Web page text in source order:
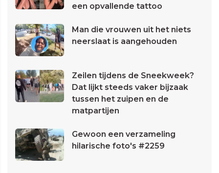
een opvallende tattoo
Man die vrouwen uit het niets
neerslaat is aangehouden
Zeilen tijdens de Sneekweek?
Dat lijkt steeds vaker bijzaak
tussen het zuipen en de
matpartijen
Gewoon een verzameling
hilarische foto's #2259